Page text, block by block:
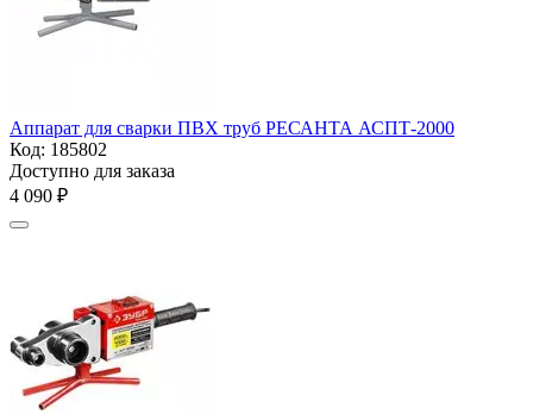
Аппарат для сварки ПВХ труб РЕСАНТА АСПТ-2000
Код: 185802
Доступно для заказа
4 090 ₽